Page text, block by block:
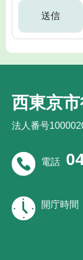
西東京
法人番号
電話
開庁時間